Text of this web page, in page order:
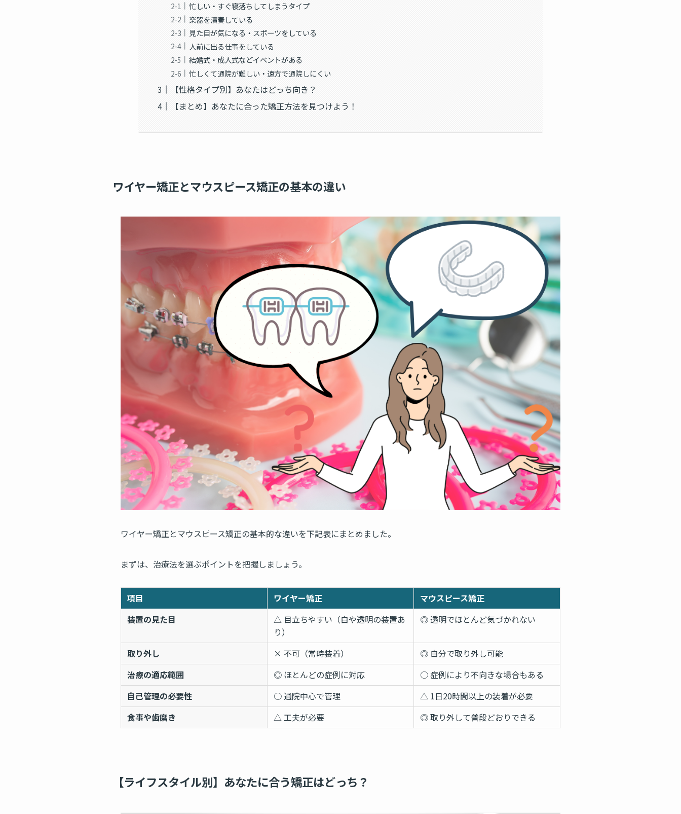
忙しい・すぐ寝落ちしてしまうタイプ
楽器を演奏している
見た目が気になる・スポーツをしている
人前に出る仕事をしている
結婚式・成人式などイベントがある
忙しくて通院が難しい・遠方で通院しにくい
【性格タイプ別】あなたはどっち向き？
【まとめ】あなたに合った矯正方法を見つけよう！
ワイヤー矯正とマウスピース矯正の基本の違い
ワイヤー矯正とマウスピース矯正の基本的な違いを下記表にまとめました。
まずは、治療法を選ぶポイントを把握しましょう。
項目 ワイヤー矯正
マウスピース矯正
装置の見た目
△ 目立ちやすい（白や透明の装置あ
り）
◎ 透明でほとんど気づかれない
取り外し × 不可（常時装着）
◎ 自分で取り外し可能
治療の適応範囲
◎ ほとんどの症例に対応
○ 症例により不向きな場合もある
自己管理の必要性
○ 通院中心で管理
△ 1日20時間以上の装着が必要
食事や歯磨き
△ 工夫が必要 ◎ 取り外して普段どおりできる
【ライフスタイル別】あなたに合う矯正はどっち？